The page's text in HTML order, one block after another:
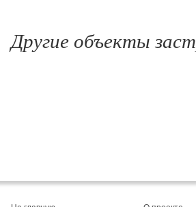
Другие объекты
просп. Победы, 115А ул.